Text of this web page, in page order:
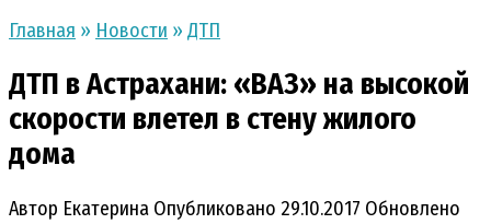
Главная » Новости » ДТП
ДТП в Астрахани: «ВАЗ» на высокой
скорости влетел в стену жилого
дома
Автор Екатерина Опубликовано 29.10.2017 Обновлено